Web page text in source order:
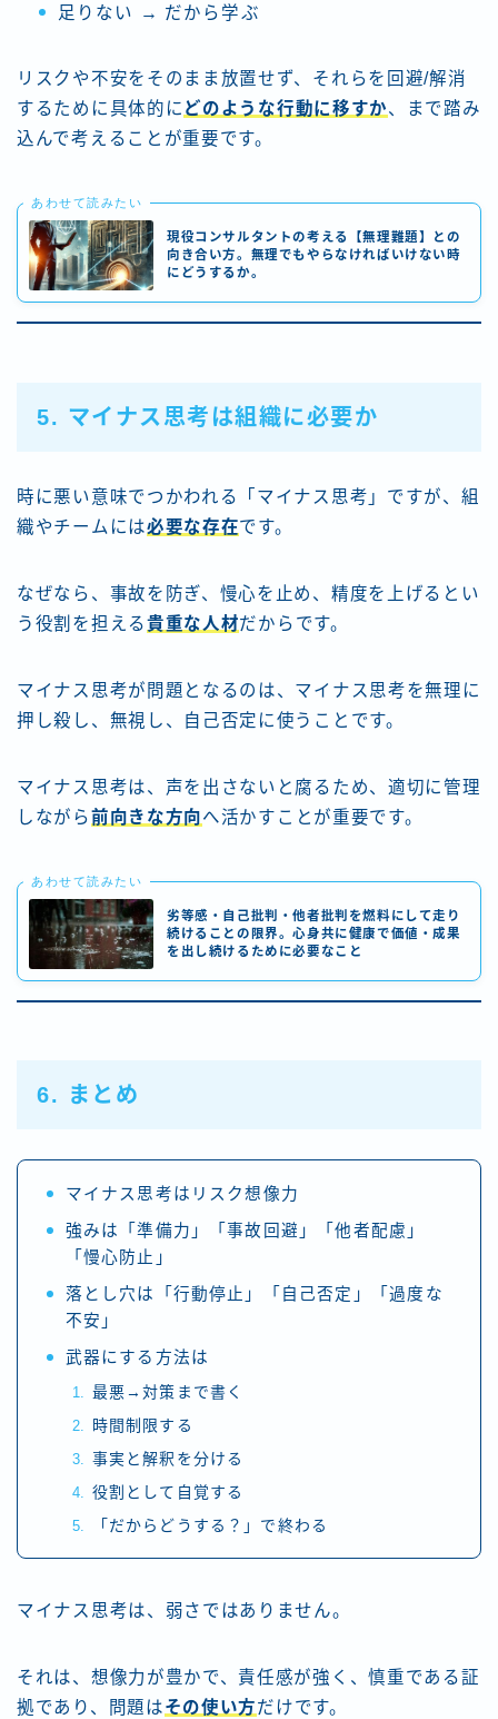
足りない → だから学ぶ
リスクや不安をそのまま放置せず、それらを回避/解消
するために具体的に どのような行動に移すか、まで踏み
込んで考えることが重要です。
あわせて読みたい
現役コンサルタントの考える【無理難題】との
向き合い方。無理でもやらなければいけない時
にどうするか。
5. マイナス思考は組織に必要か
時に悪い意味でつかわれる「マイナス思考」ですが、組
織やチームには必要な存在です。
なぜなら、事故を防ぎ、慢心を止め、精度を上げるとい
う役割を担える貴重な人材だからです。
マイナス思考が問題となるのは、マイナス思考を無理に
押し殺し、無視し、自己否定に使うことです。
マイナス思考は、声を出さないと腐るため、適切に管理
しながら前向きな方向へ活かすことが重要です。
あわせて読みたい
劣等感・自己批判・他者批判を燃料にして走り
続けることの限界。心身共に健康で価値・成果
を出し続けるために必要なこと
6. まとめ
マイナス思考はリスク想像力
強みは「準備力」「事故回避」「他者配慮」
「慢心防止」
落とし穴は「行動停止」「自己否定」「過度な
不安」
武器にする方法は
最悪→対策まで書く
時間制限する
事実と解釈を分ける
役割として自覚する
「だからどうする？」で終わる
マイナス思考は、弱さではありません。
それは、想像力が豊かで、責任感が強く、慎重である証
拠であり、問題はその使い方だけです。